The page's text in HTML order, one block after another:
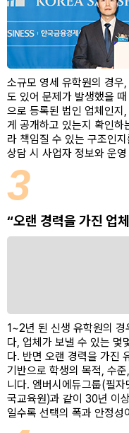
소규모 영세 유학원의 경우
도 있어 문제가 발생했을
으로 등록된 법인 업체인
게 공개하고 있는지 확인하
라 책임질 수 있는 구조인
상담 시 사업자 정보와 운
3
“오랜 경력을 가진 업
1~2년 된 신생 유학원의
다, 업체가 보낼 수 있는 몇
다. 반면 오랜 경력을 가진
기반으로 학생의 목적, 수
니다. 엠버시에듀그룹(필
국교육원)과 같이 30년 이
일수록 선택의 폭과 안정성